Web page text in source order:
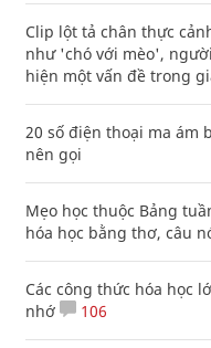
Clip lột tả chân thực
như 'chó với mèo',
hiện một vấn đề trong
20 số điện thoại ma ám
nên gọi
Mẹo học thuộc Bảng
hóa học bằng thơ, câu
Các công thức hóa học
nhớ
106